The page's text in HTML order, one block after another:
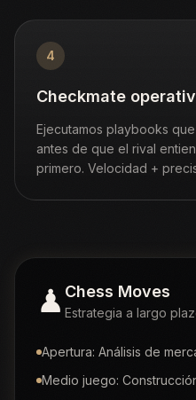
4
Checkmate
Ejecutamos playbooks
antes de que el rival
primero. Velocidad +
♟ Chess Moves
Estrategia a largo
Apertura: Análisis de
Medio juego: